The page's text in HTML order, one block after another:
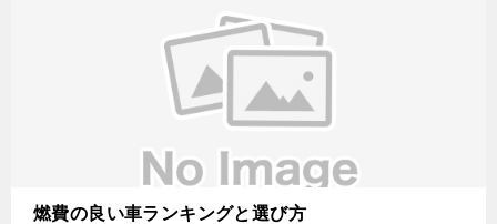
燃費の良い車ランキングと選び方